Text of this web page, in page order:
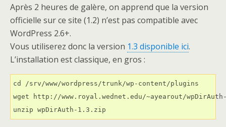
Après 2 heures de galère, on apprend que la version
officielle sur ce site (1.2) n’est pas compatible avec
WordPress 2.6+.
Vous utiliserez donc la version 1.3 disponible ici.
L’installation est classique, en gros :
cd /srv/www/wordpress/trunk/wp-content/plugins
wget http://www.royal.wednet.edu/~ayearout/
unzip wpDirAuth-1.3.zip